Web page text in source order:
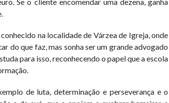
na localidade de Várzea de Igreja, onde
do que faz, mas sonha ser um grande advogado
para isso, reconhecendo o papel que a escola
de luta, determinação e perseverança e o